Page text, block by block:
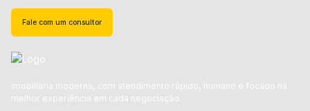
Fale com um consultor
Imobiliária moderna, com atendimento rápido, humano e focado na
melhor experiência em cada negociação.